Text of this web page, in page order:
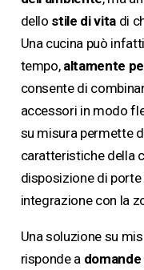
dello stile di vita di
Una cucina può
tempo, altamente
consente di
accessori in modo
su misura permette
caratteristiche della
disposizione di porte
integrazione con la
Una soluzione su
risponde a